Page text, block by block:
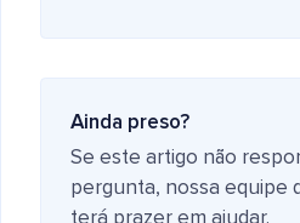
Ainda preso?
Se este artigo não
pergunta, nossa equipe
terá prazer em ajudar.